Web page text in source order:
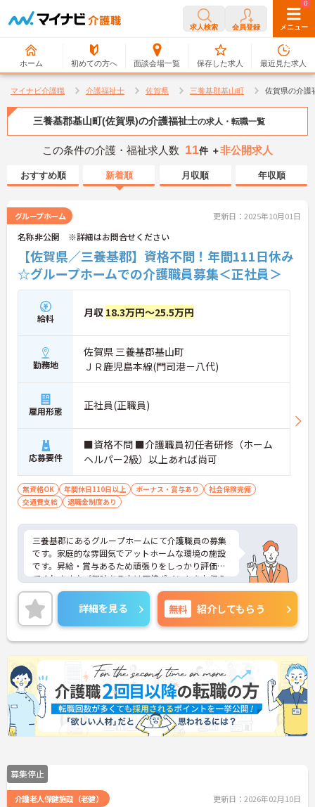
求人検索 会員登録 メニュー
ホーム 初めての方へ 面談会場一覧
0
保存した求人
0
最近見た求人
マイナビ介護職 介護福祉士 佐賀県 三養基郡基山町 佐賀県の介護
三養基郡基山町(佐賀県)の介護福祉士の求人・転職一覧
この条件の介護・福祉求人数 11件 ＋非公開求人
おすすめ順 新着順 月収順 年収順
グループホーム 更新日：2025年10月01日
名称非公開 ※詳細はお問合せください
【佐賀県／三養基郡】資格不問！年間111日休み
☆グループホームでの介護職員募集＜正社員＞
給料 月収 18.3万円～25.5万円
勤務地
佐賀県 三養基郡基山町
ＪＲ鹿児島本線(門司港－八代)
雇用形態 正社員(正職員)
応募要件
■資格不問 ■介護職員初任者研修（ホーム
ヘルパー2級）以上あれば尚可
無資格OK 年間休日110日以上 ボーナス・賞与あり
社会保険完備
交通費支給
退職金制度あり
三養基郡にあるグループホームにて介護職員の募集
です。家庭的な雰囲気でアットホームな環境の施設
です。昇給・賞与あるため頑張りをしっかり評価し
てくれます♪ご興味ある方は面接ポイントをお伝え
しますので、お気軽にご連絡ください。
詳細を見る 無料 紹介してもらう
募集停止
介護老人保健施設（老健） 更新日：2026年02月10日